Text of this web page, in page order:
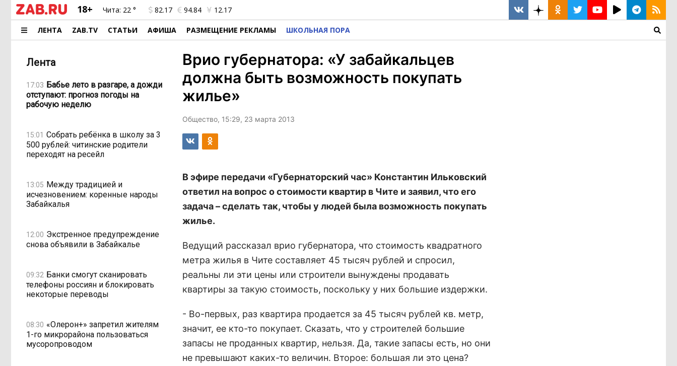
18+ Чита: 22 ° 82.17 94.84 12.17
ЛЕНТА ZAB.TV СТАТЬИ АФИША РАЗМЕЩЕНИЕ РЕКЛАМЫ ШКОЛЬНАЯ ПОРА
Лента
17:03 Бабье лето в разгаре, а дожди
отступают: прогноз погоды на
рабочую неделю
15:01 Собрать ребёнка в школу за 3
500 рублей: читинские родители
переходят на ресейл
13:05 Между традицией и
исчезновением: коренные народы
Забайкалья
12:00 Экстренное предупреждение
снова объявили в Забайкалье
09:32 Банки смогут сканировать
телефоны россиян и блокировать
некоторые переводы
08:30 «Олерон+» запретил жителям
1-го микрорайона пользоваться
мусоропроводом
Врио губернатора: «У забайкальцев
должна быть возможность покупать
жилье»
Общество, 15:29, 23 марта 2013
В эфире передачи «Губернаторский час» Константин Ильковский
ответил на вопрос о стоимости квартир в Чите и заявил, что его
задача – сделать так, чтобы у людей была возможность покупать
жилье.
Ведущий рассказал врио губернатора, что стоимость квадратного
метра жилья в Чите составляет 45 тысяч рублей и спросил,
реальны ли эти цены или строители вынуждены продавать
квартиры за такую стоимость, поскольку у них большие издержки.
- Во-первых, раз квартира продается за 45 тысяч рублей кв. метр,
значит, ее кто-то покупает. Сказать, что у строителей большие
запасы не проданных квартир, нельзя. Да, такие запасы есть, но они
не превышают каких-то величин. Второе: большая ли это цена?